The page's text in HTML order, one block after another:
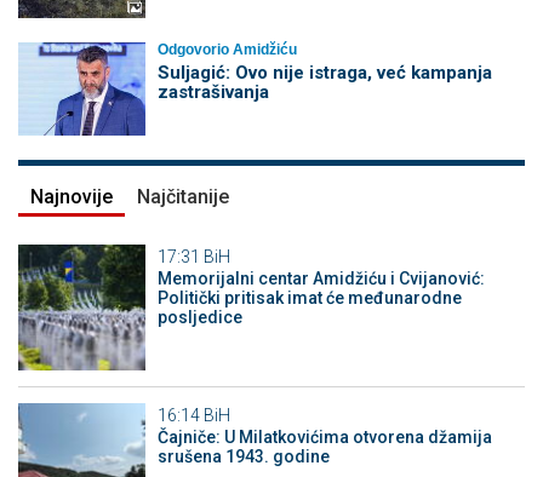
Odgovorio Amidžiću
Suljagić: Ovo nije istraga, već kampanja
zastrašivanja
Najnovije Najčitanije
17:31 BiH
Memorijalni centar Amidžiću i Cvijanović:
Politički pritisak imat će međunarodne
posljedice
16:14 BiH
Čajniče: U Milatkovićima otvorena džamija
srušena 1943. godine